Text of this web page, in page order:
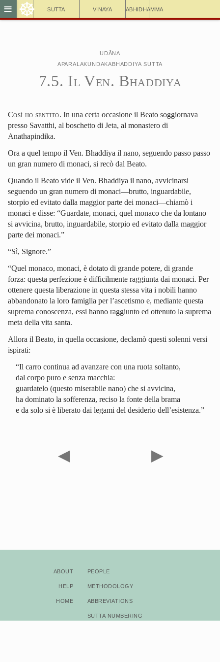
Sutta Vinaya Abhidhamma
≡ ☸
Udāna
Aparalakundakabhaddiya Sutta
7.5. Il Ven. Bhaddiya
Così ho sentito. In una certa occasione il Beato soggiornava
presso Savatthi, al boschetto di Jeta, al monastero di
Anathapindika.
Ora a quel tempo il Ven. Bhaddiya il nano, seguendo passo passo
un gran numero di monaci, si recò dal Beato.
Quando il Beato vide il Ven. Bhaddiya il nano, avvicinarsi
seguendo un gran numero di monaci—brutto, inguardabile,
storpio ed evitato dalla maggior parte dei monaci—chiamò i
monaci e disse: “Guardate, monaci, quel monaco che da lontano
si avvicina, brutto, inguardabile, storpio ed evitato dalla maggior
parte dei monaci.”
“Sì, Signore.”
“Quel monaco, monaci, è dotato di grande potere, di grande
forza: questa perfezione è difficilmente raggiunta dai monaci. Per
ottenere questa liberazione in questa stessa vita i nobili hanno
abbandonato la loro famiglia per l’ascetismo e, mediante questa
suprema conoscenza, essi hanno raggiunto ed ottenuto la suprema
meta della vita santa.
Allora il Beato, in quella occasione, declamò questi solenni versi
ispirati:
“Il carro continua ad avanzare con una ruota soltanto,
dal corpo puro e senza macchia:
guardatelo (questo miserabile nano) che si avvicina,
ha dominato la sofferenza, reciso la fonte della brama
e da solo si è liberato dai legami del desiderio dell’esistenza.”
◀ ▶
About
Help
Home
People
Methodology
Abbreviations
Sutta Numbering